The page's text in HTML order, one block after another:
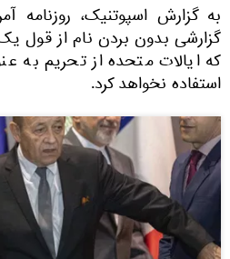
به گزارش اسپوتنیک، روزنامه
گزارشی بدون بردن نام از قول
که ایالات متحده از تحریم به
استفاده نخواهد کرد.